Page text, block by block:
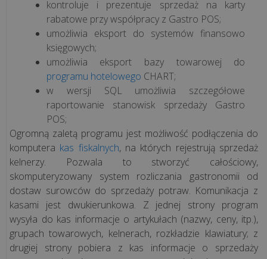
kontroluje i prezentuje sprzedaż na karty
rabatowe przy współpracy z Gastro POS;
umożliwia eksport do systemów finansowo
księgowych;
umożliwia eksport bazy towarowej do
programu hotelowego CHART;
w wersji SQL umożliwia szczegółowe
raportowanie stanowisk sprzedaży Gastro
POS;
Ogromną zaletą programu jest możliwość podłączenia do
komputera kas fiskalnych, na których rejestrują sprzedaż
kelnerzy. Pozwala to stworzyć całościowy,
skomputeryzowany system rozliczania gastronomii od
dostaw surowców do sprzedaży potraw. Komunikacja z
kasami jest dwukierunkowa. Z jednej strony program
wysyła do kas informacje o artykułach (nazwy, ceny, itp.),
grupach towarowych, kelnerach, rozkładzie klawiatury; z
drugiej strony pobiera z kas informacje o sprzedaży